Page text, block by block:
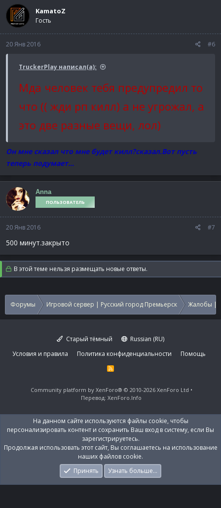
KamatoZ
Гость
20 Янв 2016 #6
TruckerPlay написал(а):
Мда человек тебя предупредил то
что (( жди рп килл) а не угрожал, а
это две разные вещи, лол)
Он мне сказал что мне будет килл?сказал.Вот пусть
теперь подумает...
Anna
ПОЛЬЗОВАТЕЛЬ
20 Янв 2016 #7
500 минут.закрыто
В этой теме нельзя размещать новые ответы.
Форумы Игровой сервер | Русский город Премьерск Жалобы |
Старый тёмный
Russian (RU)
Условия и правила
Политика конфиденциальности Помощь
R
Community platform by XenForo® © 2010-2026 XenForo Ltd
Перевод: XenForo.Info
На данном сайте используются файлы cookie, чтобы
персонализировать контент и сохранить Ваш вход в систему, если Вы
зарегистрируетесь.
Продолжая использовать этот сайт, Вы соглашаетесь на использование
наших файлов cookie.
Принять
Узнать больше…